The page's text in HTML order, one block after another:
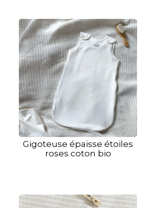
Gigoteuse épaisse étoiles
roses coton bio